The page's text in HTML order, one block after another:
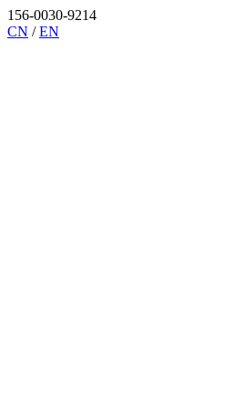
156-0030-9214
CN /EN